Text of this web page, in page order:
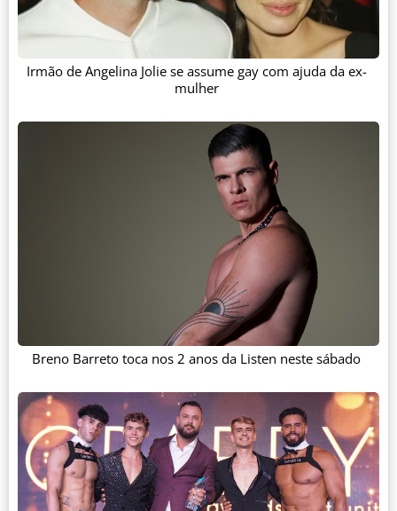
Irmão de Angelina Jolie se assume gay com ajuda da ex-
mulher
Breno Barreto toca nos 2 anos da Listen neste sábado